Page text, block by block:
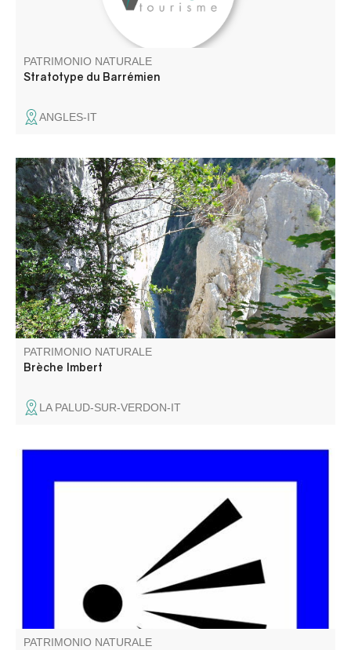
PATRIMONIO NATURALE
Stratotype du Barrémien
ANGLES-IT
La Brèche Imbert est située au milieu du Blanc-Martel,
c'est un escalier dans le vide, avec des rambardes, de
274 marches est l'un des points de vues les plus
impressionnant du sentier Blanc-Martel.
PATRIMONIO NATURALE
Brèche Imbert
LA PALUD-SUR-VERDON-IT
Le Belvédère du Pas de Bau est un peu caché, non loin
de la route... C'est le dernier avant la zone en sens
unique et c'est le plus haut en altitude de tous .
PATRIMONIO NATURALE